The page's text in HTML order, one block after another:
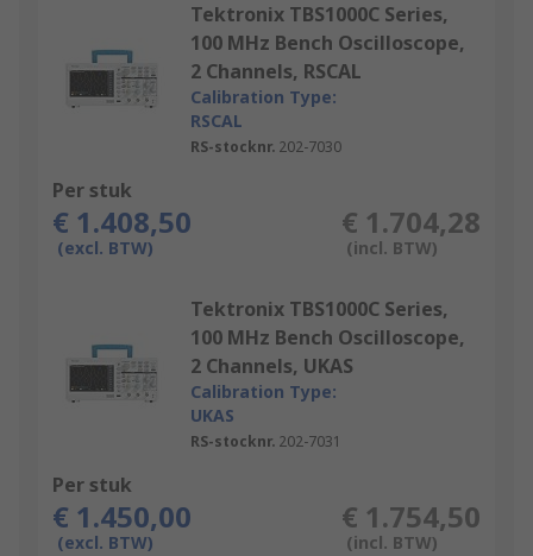
Tektronix TBS1000C Series,
100 MHz Bench Oscilloscope,
2 Channels, RSCAL
Calibration Type:
RSCAL
RS-stocknr. 202-7030
Per stuk
€ 1.408,50
(excl. BTW)
€ 1.704,28
(incl. BTW)
Tektronix TBS1000C Series,
100 MHz Bench Oscilloscope,
2 Channels, UKAS
Calibration Type:
UKAS
RS-stocknr. 202-7031
Per stuk
€ 1.450,00
(excl. BTW)
€ 1.754,50
(incl. BTW)